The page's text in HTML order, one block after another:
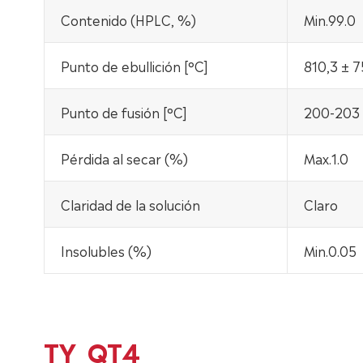
Contenido (HPLC, %) Min.99.0
Punto de ebullición [°C] 810,3 ±
Punto de fusión [°C] 200-203
Pérdida al secar (%) Max.1.0
Claridad de la solución Claro
Insolubles (%) Min.0.05
TY_QT4